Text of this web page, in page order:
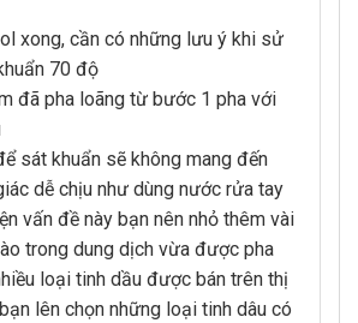
xong, cần có những lưu ý khi sử
70 độ
đã pha loãng từ bước 1 pha với
sát khuẩn sẽ không mang đến
dễ chịu như dùng nước rửa tay
vấn đề này bạn nên nhỏ thêm vài
trong dung dịch vừa được pha
loại tinh dầu được bán trên thị
lên chọn những loại tinh dâu có